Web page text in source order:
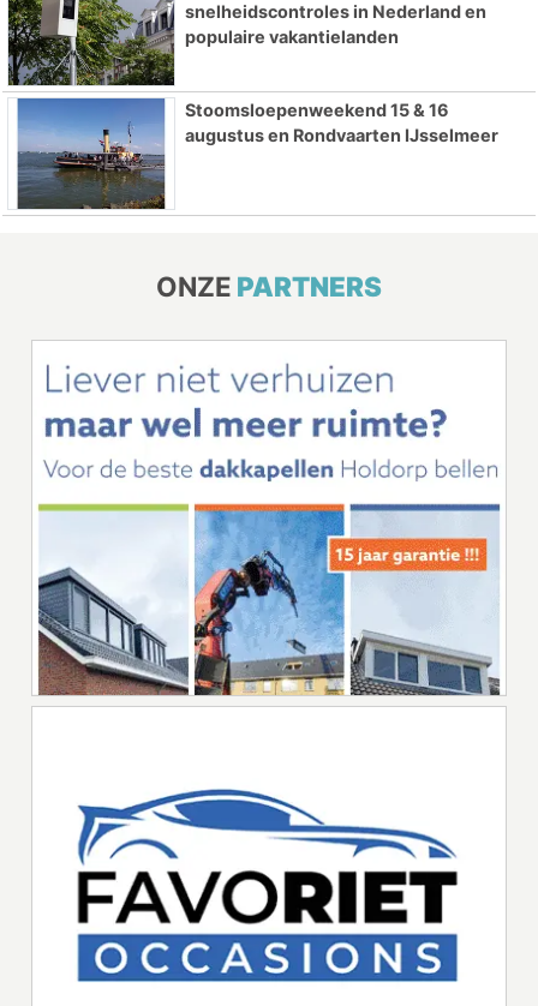
snelheidscontroles in Nederland en
populaire vakantielanden
Stoomsloepenweekend 15 & 16
augustus en Rondvaarten IJsselmeer
ONZE PARTNERS